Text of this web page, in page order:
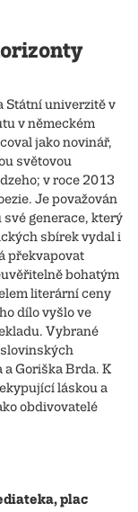
Státní univerzitě v
v německém
jako novinář,
světovou
v roce 2013
Je považován
generace, který
sbírek vydal i
překvapovat
bohatým
literární ceny
dílo vyšlo ve
Vybrané
Goriška Brda. K
láskou a
obdivovatelé
plac